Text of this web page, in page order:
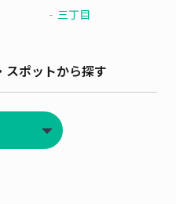
三丁目
スポットから探す